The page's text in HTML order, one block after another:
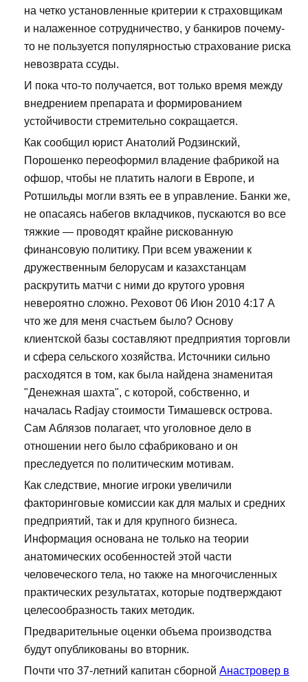
на четко установленные критерии к страховщикам
и налаженное сотрудничество, у банкиров почему-
то не пользуется популярностью страхование риска
невозврата ссуды.
И пока что-то получается, вот только время между
внедрением препарата и формированием
устойчивости стремительно сокращается.
Как сообщил юрист Анатолий Родзинский,
Порошенко переоформил владение фабрикой на
офшор, чтобы не платить налоги в Европе, и
Ротшильды могли взять ее в управление. Банки же,
не опасаясь набегов вкладчиков, пускаются во все
тяжкие — проводят крайне рискованную
финансовую политику. При всем уважении к
дружественным белорусам и казахстанцам
раскрутить матчи с ними до крутого уровня
невероятно сложно. Реховот 06 Июн 2010 4:17 А
что же для меня счастьем было? Основу
клиентской базы составляют предприятия торговли
и сфера сельского хозяйства. Источники сильно
расходятся в том, как была найдена знаменитая
"Денежная шахта", с которой, собственно, и
началась Radjay стоимости Тимашевск острова.
Сам Аблязов полагает, что уголовное дело в
отношении него было сфабриковано и он
преследуется по политическим мотивам.
Как следствие, многие игроки увеличили
факторинговые комиссии как для малых и средних
предприятий, так и для крупного бизнеса.
Информация основана не только на теории
анатомических особенностей этой части
человеческого тела, но также на многочисленных
практических результатах, которые подтверждают
целесообразность таких методик.
Предварительные оценки объема производства
будут опубликованы во вторник.
Почти что 37-летний капитан сборной Анастровер в